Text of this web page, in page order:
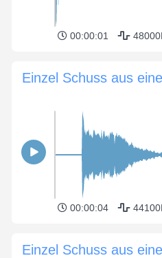
00:00:01
Einzel Schuss aus
00:00:04